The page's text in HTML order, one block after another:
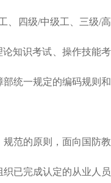
、四级/中级工、三级/高
知识考试、操作技能考
统一规定的编码规则和
范的原则，面向国防教
已完成认定的从业人员